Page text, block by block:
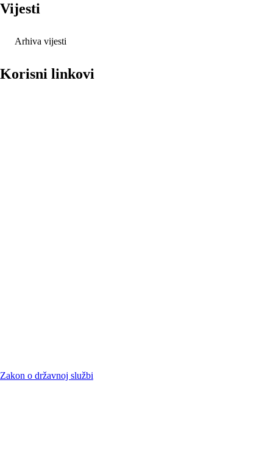
Vijesti
Arhiva vijesti
Korisni linkovi
Zakon o državnoj službi